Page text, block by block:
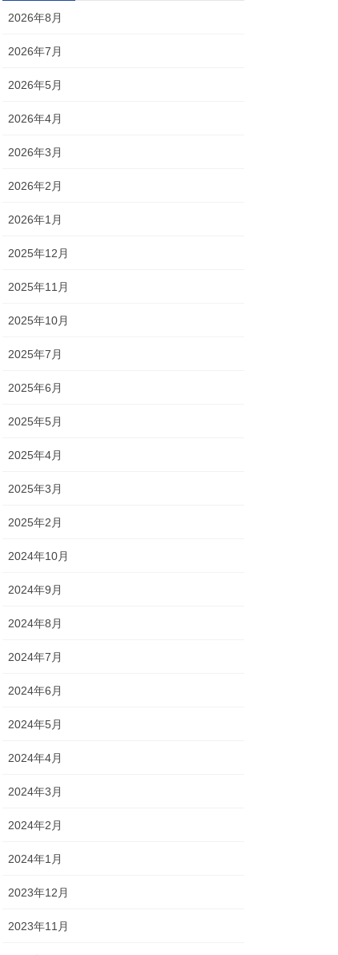
2026年8月
2026年7月
2026年5月
2026年4月
2026年3月
2026年2月
2026年1月
2025年12月
2025年11月
2025年10月
2025年7月
2025年6月
2025年5月
2025年4月
2025年3月
2025年2月
2024年10月
2024年9月
2024年8月
2024年7月
2024年6月
2024年5月
2024年4月
2024年3月
2024年2月
2024年1月
2023年12月
2023年11月